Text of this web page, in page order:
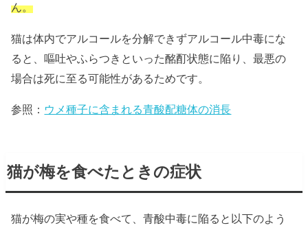
ん。
猫は体内でアルコールを分解できずアルコール中毒にな
ると、嘔吐やふらつきといった酩酊状態に陥り、最悪の
場合は死に至る可能性があるためです。
参照： ウメ種子に含まれる青酸配糖体の消長
猫が梅を食べたときの症状
猫が梅の実や種を食べて、青酸中毒に陥ると以下のよう